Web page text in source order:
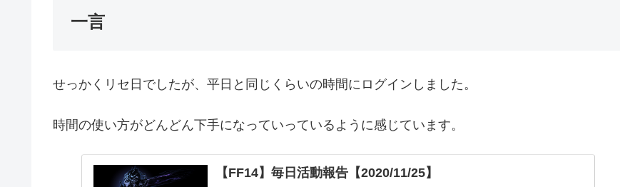
一言
せっかくリセ日でしたが、平日と同じくらいの時間にログインしました。
時間の使い方がどんどん下手になっていっているように感じています。
【FF14】毎日活動報告【2020/11/25】